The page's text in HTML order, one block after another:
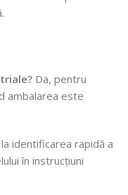
Da, pentru
ambalarea este
identificarea rapidă a
în instrucțiuni